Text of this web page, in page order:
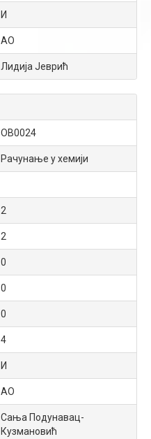
И
АО
Лидија Јеврић
OB0024
Рачунање у хемији
2
2
0
0
0
4
И
АО
Сања Подунавац-
Кузмановић